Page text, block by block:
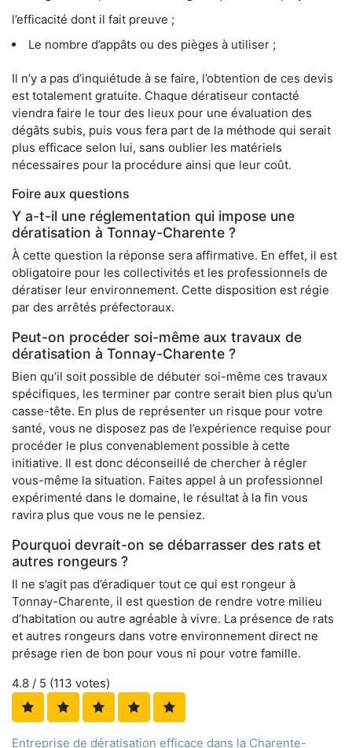
l’efficacité dont il fait preuve ;
Le nombre d’appâts ou des pièges à utiliser ;
Il n’y a pas d’inquiétude à se faire, l’obtention de ces devis
est totalement gratuite. Chaque dératiseur contacté
viendra faire le tour des lieux pour une évaluation des
dégâts subis, puis vous fera part de la méthode qui serait
plus efficace selon lui, sans oublier les matériels
nécessaires pour la procédure ainsi que leur coût.
Foire aux questions
Y a-t-il une réglementation qui impose une
dératisation à Tonnay-Charente ?
À cette question la réponse sera affirmative. En effet, il est
obligatoire pour les collectivités et les professionnels de
dératiser leur environnement. Cette disposition est régie
par des arrêtés préfectoraux.
Peut-on procéder soi-même aux travaux de
dératisation à Tonnay-Charente ?
Bien qu’il soit possible de débuter soi-même ces travaux
spécifiques, les terminer par contre serait bien plus qu’un
casse-tête. En plus de représenter un risque pour votre
santé, vous ne disposez pas de l’expérience requise pour
procéder le plus convenablement possible à cette
initiative. Il est donc déconseillé de chercher à régler
vous-même la situation. Faites appel à un professionnel
expérimenté dans le domaine, le résultat à la fin vous
ravira plus que vous ne le pensiez.
Pourquoi devrait-on se débarrasser des rats et
autres rongeurs ?
Il ne s’agit pas d’éradiquer tout ce qui est rongeur à
Tonnay-Charente, il est question de rendre votre milieu
d’habitation ou autre agréable à vivre. La présence de rats
et autres rongeurs dans votre environnement direct ne
présage rien de bon pour vous ni pour votre famille.
4.8 / 5 (113 votes)
Entreprise de dératisation efficace dans la Charente-